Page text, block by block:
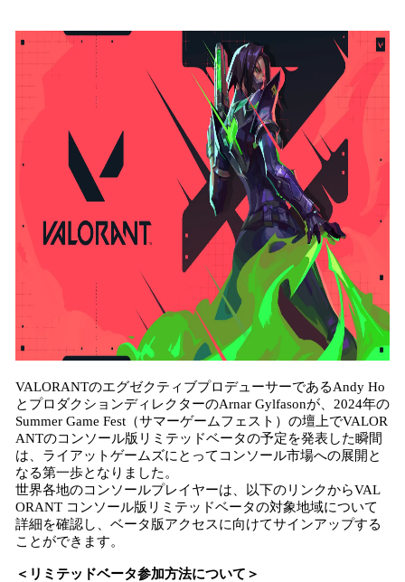
VALORANTのエグゼクティブプロデューサーであるAndy Ho
とプロダクションディレクターのArnar Gylfasonが、2024年の
Summer Game Fest（サマーゲームフェスト）の壇上でVALOR
ANTのコンソール版リミテッドベータの予定を発表した瞬間
は、ライアットゲームズにとってコンソール市場への展開と
なる第一歩となりました。
世界各地のコンソールプレイヤーは、以下のリンクからVAL
ORANT コンソール版リミテッドベータの対象地域について
詳細を確認し、ベータ版アクセスに向けてサインアップする
ことができます。
＜リミテッドベータ参加方法について＞